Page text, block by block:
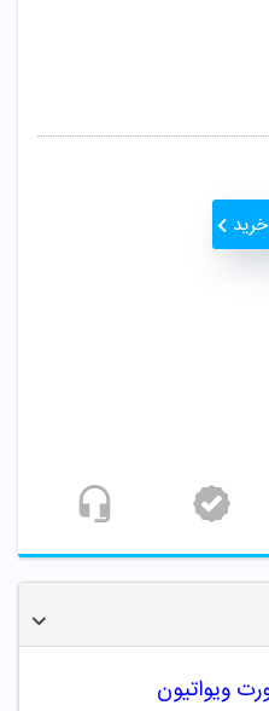
ویواتیون